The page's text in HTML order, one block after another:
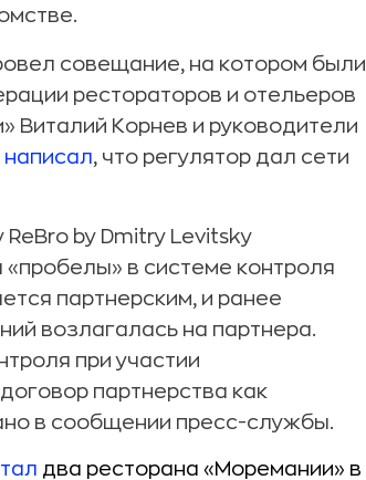
совещание, на котором были
рестораторов и отельеров
Виталий Корнев и руководители
написал, что регулятор дал сети
by Dmitry Levitsky
в системе контроля
партнерским, и ранее
возлагалась на партнера.
при участии
партнерства как
в сообщении пресс-службы.
два ресторана «Моремании» в